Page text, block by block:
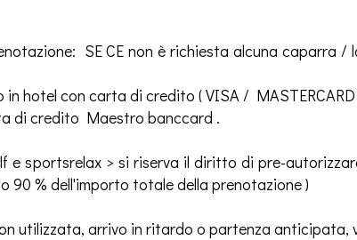
SE CE non è richiesta alcuna caparra
hotel con carta di credito ( VISA / MASTERCARD
di credito Maestro banccard .
e sportsrelax > si riserva il diritto di pre-
90 % dell'importo totale della prenotazione )
utilizzata, arrivo in ritardo o partenza